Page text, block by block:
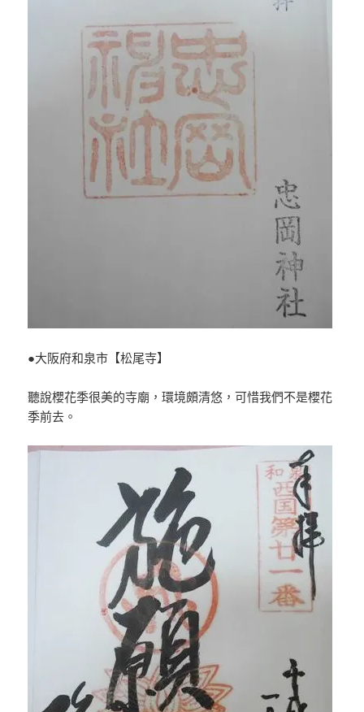
●大阪府和泉市【松尾寺】
聽說櫻花季很美的寺廟，環境頗清悠，可惜我們不是櫻花
季前去。